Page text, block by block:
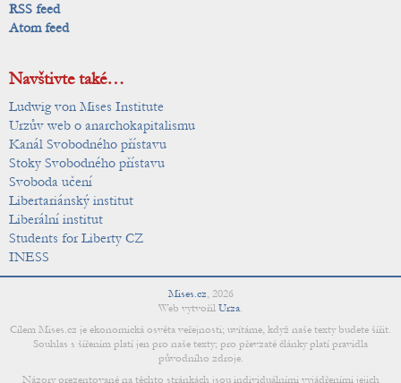
RSS feed
Atom feed
Navštivte také…
Ludwig von Mises Institute
Urzův web o anarchokapitalismu
Kanál Svobodného přístavu
Stoky Svobodného přístavu
Svoboda učení
Libertariánský institut
Liberální institut
Students for Liberty CZ
INESS
Mises.cz, 2026
Web vytvořil Urza.
Cílem Mises.cz je ekonomická osvěta veřejnosti; uvítáme, když naše texty budete šířit.
Souhlas s šířením platí jen pro naše texty; pro převzaté články platí pravidla
původního zdroje.
Názory prezentované na těchto stránkách jsou individuálními vyjádřeními jejich